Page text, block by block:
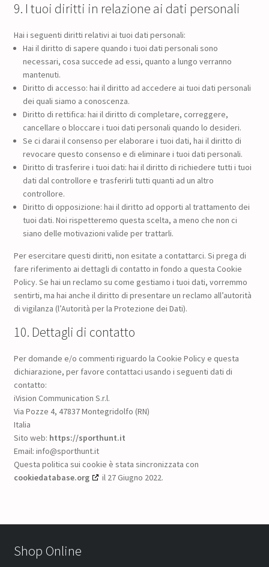
9. I tuoi diritti in relazione ai dati personali
Hai i seguenti diritti relativi ai tuoi dati personali:
Hai il diritto di sapere quando i tuoi dati personali sono
necessari, cosa succede ad essi, quanto a lungo verranno
mantenuti.
Diritto di accesso: hai il diritto ad accedere ai tuoi dati personali
dei quali siamo a conoscenza.
Diritto di rettifica: hai il diritto di completare, correggere,
cancellare o bloccare i tuoi dati personali quando lo desideri.
Se ci darai il consenso per elaborare i tuoi dati, hai il diritto di
revocare questo consenso e di eliminare i tuoi dati personali.
Diritto di trasferire i tuoi dati: hai il diritto di richiedere tutti i tuoi
dati dal controllore e trasferirli tutti quanti ad un altro
controllore.
Diritto di opposizione: hai il diritto ad opporti al trattamento dei
tuoi dati. Noi rispetteremo questa scelta, a meno che non ci
siano delle motivazioni valide per trattarli.
Per esercitare questi diritti, non esitate a contattarci. Si prega di
fare riferimento ai dettagli di contatto in fondo a questa Cookie
Policy. Se hai un reclamo su come gestiamo i tuoi dati, vorremmo
sentirti, ma hai anche il diritto di presentare un reclamo all’autorità
di vigilanza (l’Autorità per la Protezione dei Dati).
10. Dettagli di contatto
Per domande e/o commenti riguardo la Cookie Policy e questa
dichiarazione, per favore contattaci usando i seguenti dati di
contatto:
iVision Communication S.r.l.
Via Pozze 4, 47837 Montegridolfo (RN)
Italia
Sito web: https://sporthunt.it
Email: info@sporthunt.it
Questa politica sui cookie è stata sincronizzata con
cookiedatabase.org
il 27 Giugno 2022.
Shop Online